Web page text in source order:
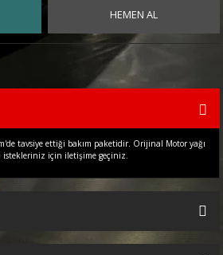
HEMEN AL
tavsiye ettiği bakım paketidir. Orijinal Motor yağı
için iletişime geçiniz.